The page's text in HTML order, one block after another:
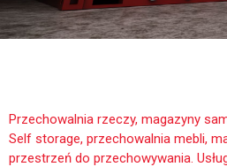
Przechowalnia rzeczy, magazyny
Self storage, przechowalnia mebli,
przestrzeń do przechowywania.